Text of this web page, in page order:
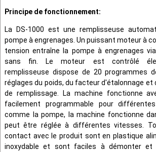
Principe de fonctionnement:
La DS-1000 est une remplisseuse
pompe à engrenages. Un puissant moteur à
tension entraîne la pompe à engrenages
sans fin. Le moteur est contrôlé
remplisseuse dispose de 20 programmes
réglages du poids, du facteur d'étalonnage
de remplissage. La machine fonctionne
facilement programmable pour
comme la pompe, la machine fonctionne
peut être réglée à différentes vitesses.
contact avec le produit sont en plastique
inoxydable et sont faciles à démonter